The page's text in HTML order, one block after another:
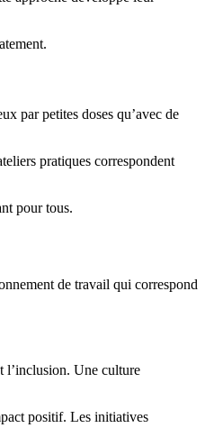
par petites doses qu’avec de
pratiques correspondent
pour tous.
de travail qui correspond
l’inclusion. Une culture
positif. Les initiatives